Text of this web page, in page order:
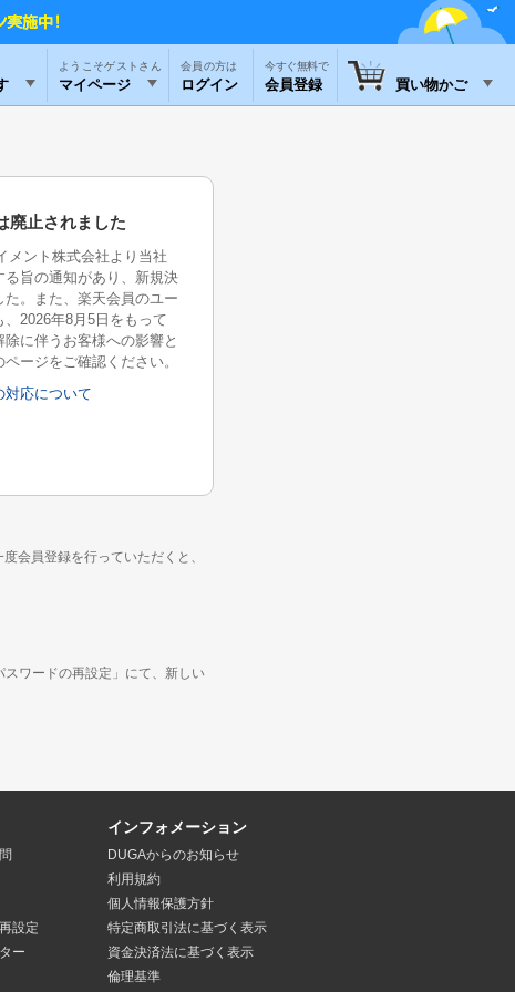
ようこそゲストさん
マイページ ログイン
今すぐ無料で
会員登録 買い物かご
廃止されました
メント株式会社より当社
る旨の通知があり、新規決
。また、楽天会員のユー
2026年8月5日をもって
に伴うお客様への影響と
ージをご確認ください。
対応について
会員登録を行っていただくと、
ワードの再設定」にて、新しい
設定
ー
インフォメーション
DUGAからのお知らせ
利用規約
個人情報保護方針
特定商取引法に基づく表示
資金決済法に基づく表示
倫理基準